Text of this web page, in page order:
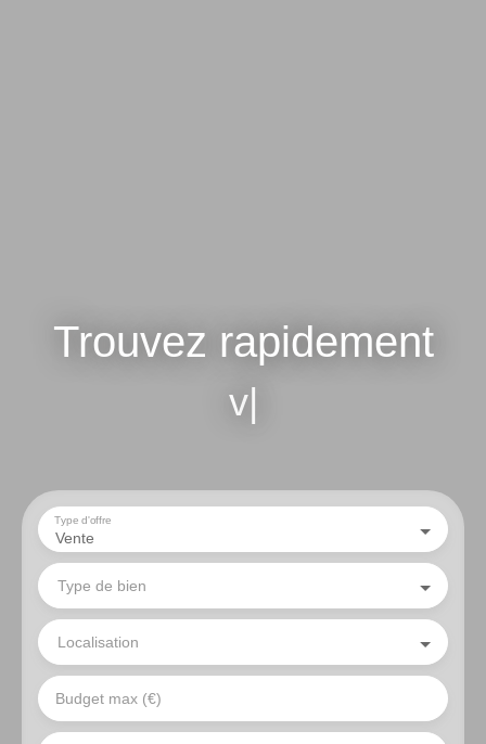
Trouvez rapidement
votre terra
Vente
Type d'offre
Type de bien
Localisation
Budget max (€)